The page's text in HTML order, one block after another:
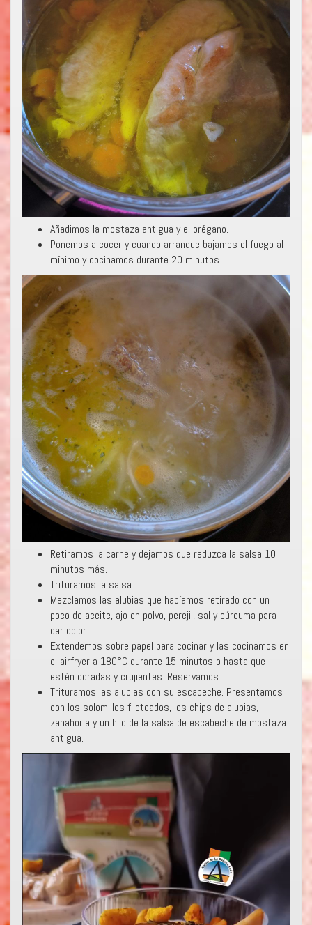
Añadimos la mostaza antigua y el orégano.
Ponemos a cocer y cuando arranque bajamos el fuego al
mínimo y cocinamos durante 20 minutos.
Retiramos la carne y dejamos que reduzca la salsa 10
minutos más.
Trituramos la salsa.
Mezclamos las alubias que habíamos retirado con un
poco de aceite, ajo en polvo, perejil, sal y cúrcuma para
dar color.
Extendemos sobre papel para cocinar y las cocinamos en
el airfryer a 180°C durante 15 minutos o hasta que
estén doradas y crujientes. Reservamos.
Trituramos las alubias con su escabeche. Presentamos
con los solomillos fileteados, los chips de alubias,
zanahoria y un hilo de la salsa de escabeche de mostaza
antigua.